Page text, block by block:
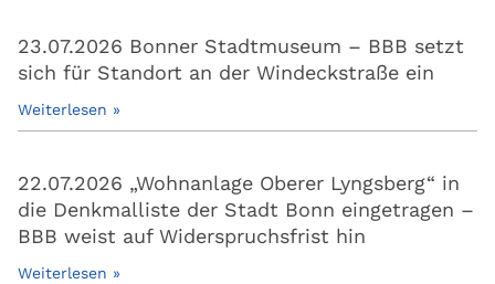
23.07.2026 Bonner Stadtmuseum – BBB setzt
sich für Standort an der Windeckstraße ein
Weiterlesen »
22.07.2026 „Wohnanlage Oberer Lyngsberg“ in
die Denkmalliste der Stadt Bonn eingetragen –
BBB weist auf Widerspruchsfrist hin
Weiterlesen »